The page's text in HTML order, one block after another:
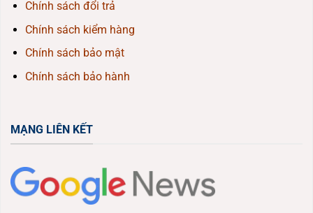
Chính sách đổi trả
Chính sách kiểm hàng
Chính sách bảo mật
Chính sách bảo hành
MẠNG LIÊN KẾT